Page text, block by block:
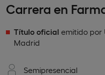
Carrera en
Título oficial emitido por
Madrid
Semipresencial